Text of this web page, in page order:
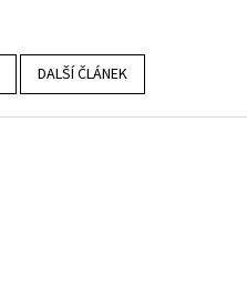
DALŠÍ ČLÁNEK